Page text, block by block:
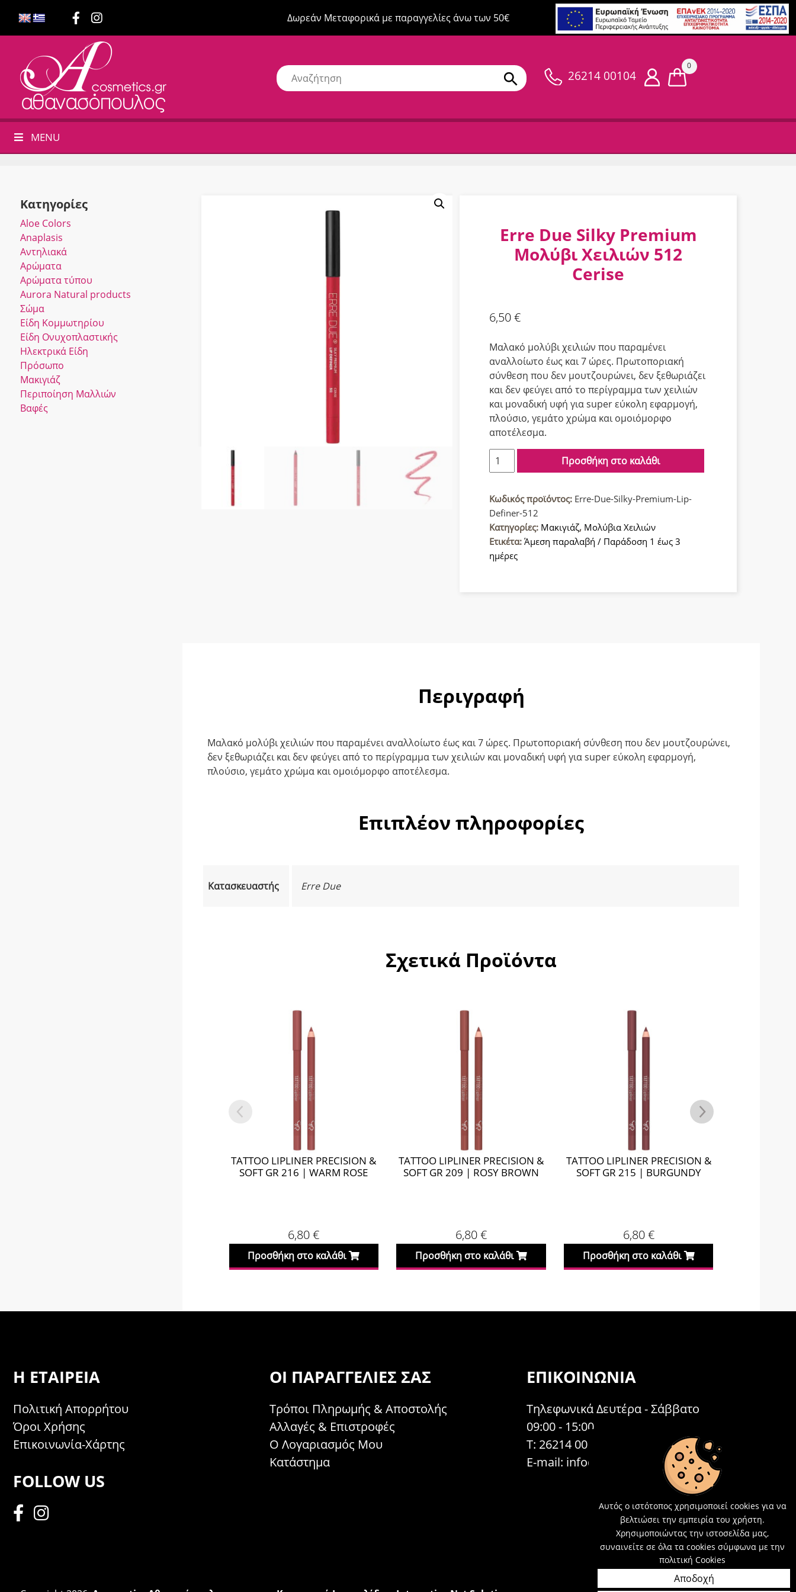
Δωρεάν Μεταφορικά με παραγγελίες άνω των 50€
26214 00104
0
MENU
Κατηγορίες
Αloe Colors
Anaplasis
Αντηλιακά
Αρώματα
Αρώματα τύπου
Αurora Νatural products
Σώμα
Είδη Κομμωτηρίου
Είδη Ονυχοπλαστικής
Ηλεκτρικά Είδη
Πρόσωπο
Μακιγιάζ
Περιποίηση Μαλλιών
Βαφές
Erre Due Silky Premium
Μολύβι Χειλιών 512
Cerise
6,50€
Μαλακό μολύβι χειλιών που παραμένει
αναλλοίωτο έως και 7 ώρες. Πρωτοποριακή
σύνθεση που δεν μουτζουρώνει, δεν ξεθωριάζει
και δεν φεύγει από το περίγραμμα των χειλιών
και μοναδική υφή για super εύκολη εφαρμογή,
πλούσιο, γεμάτο χρώμα και ομοιόμορφο
αποτέλεσμα.
Erre
Due
Premium
Μολύβι
Χειλιών
512
Cerise
Προσθήκη στο καλάθι
Κωδικός προϊόντος: Erre-Due-Silky-Premium-Lip-
Definer-512
Κατηγορίες: Μακιγιάζ, Μολύβια Χειλιών
Ετικέτα: Άμεση παραλαβή / Παράδοση 1 έως 3
ημέρες
Περιγραφή
Μαλακό μολύβι χειλιών που παραμένει αναλλοίωτο έως και 7 ώρες. Πρωτοποριακή σύνθεση που δεν μουτζουρώνει,
δεν ξεθωριάζει και δεν φεύγει από το περίγραμμα των χειλιών και μοναδική υφή για super εύκολη εφαρμογή,
πλούσιο, γεμάτο χρώμα και ομοιόμορφο αποτέλεσμα.
Επιπλέον πληροφορίες
Κατασκευαστής Erre Due
Σχετικά Προϊόντα
TATTOO LIPLINER PRECISION &
SOFT GR 216 | WARM ROSE
6,80€
Προσθήκη στο καλάθι
TATTOO LIPLINER PRECISION &
SOFT GR 209 | ROSY BROWN
6,80€
Προσθήκη στο καλάθι
TATTOO LIPLINER PRECISION &
SOFT GR 215 | BURGUNDY
6,80€
Προσθήκη στο καλάθι
Η ΕΤΑΙΡΕΊΑ
Πολιτική Απορρήτου
Όροι Χρήσης
Επικοινωνία-Χάρτης
FOLLOW US
ΟΙ ΠΑΡΑΓΓΕΛΊΕΣ ΣΑΣ
Τρόποι Πληρωμής & Αποστολής
Αλλαγές & Επιστροφές
Ο Λογαριασμός Μου
Κατάστημα
ΕΠΙΚΟΙΝΩΝΊΑ
Τηλεφωνικά Δευτέρα - Σάββατο
09:00 - 15:00
Τ: 26214 00104
E-mail: info@acosmetics.gr
Αυτός ο ιστότοπος χρησιμοποιεί cookies για να
βελτιώσει την εμπειρία του χρήστη.
Χρησιμοποιώντας την ιστοσελίδα μας,
συναινείτε σε όλα τα cookies σύμφωνα με την
πολιτική Cookies
Αποδοχή